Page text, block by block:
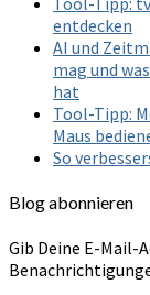
entdecken
AI und
mag und
hat
Tool-Tipp:
Maus
So
Blog abonnieren
Gib Deine E-Mail-